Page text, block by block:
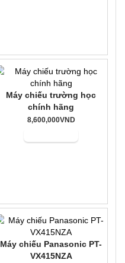
Máy chiếu trường học
chính hãng
8,600,000VND
Máy chiếu Panasonic PT-
VX415NZA